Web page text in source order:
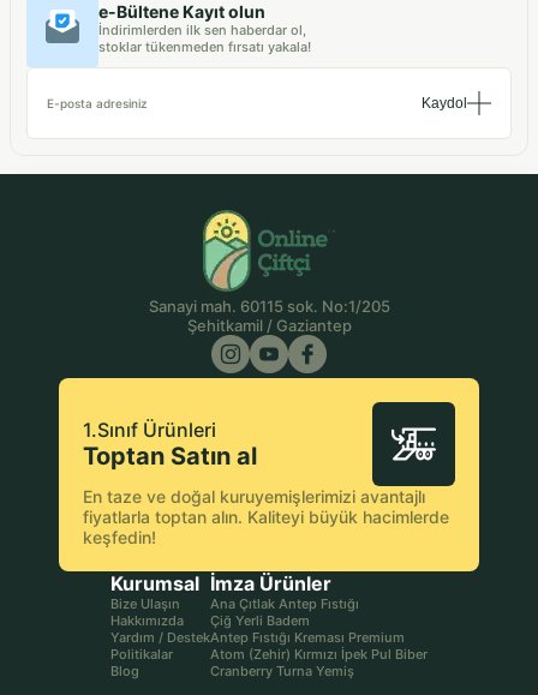
e-Bültene Kayıt olun
İndirimlerden ilk sen haberdar ol,
stoklar tükenmeden fırsatı yakala!
E-posta adresiniz Kaydol
Kurumsal
Bize Ulaşın
Hakkımızda
Yardım / Destek
Politikalar
Blog
İmza Ürünler
Ana Çıtlak Antep Fıstığı
Çiğ Yerli Badem
Antep Fıstığı Kreması Premium
Atom (Zehir) Kırmızı İpek Pul Biber
Cranberry Turna Yemiş
1.Sınıf Ürünleri
Toptan Satın al
En taze ve doğal kuruyemişlerimizi avantajlı
fiyatlarla toptan alın. Kaliteyi büyük hacimlerde
keşfedin!
Sanayi mah. 60115 sok. No:1/205
Şehitkamil / Gaziantep